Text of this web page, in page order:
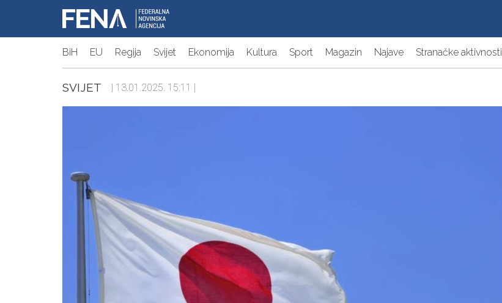
BiH EU Regija Svijet Ekonomija Kultura Sport Magazin Najave Stranačke aktivnosti
SVIJET | 13.01.2025. 15:11 |